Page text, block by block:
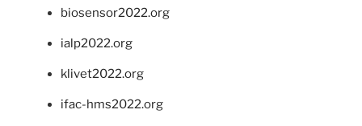
biosensor2022.org
ialp2022.org
klivet2022.org
ifac-hms2022.org